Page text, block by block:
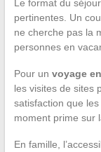
Le format du
pertinentes. Un
ne cherche pas la
personnes en
Pour un voyage
les visites de sites
satisfaction que
moment prime sur
En famille,